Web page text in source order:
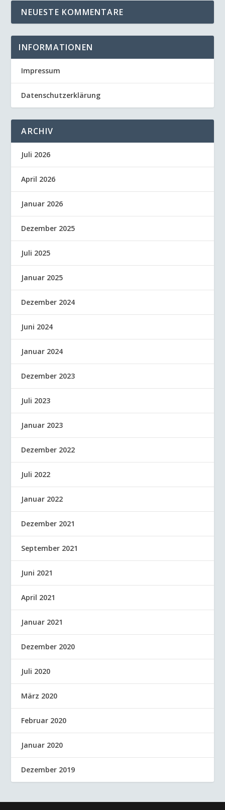
NEUESTE KOMMENTARE
INFORMATIONEN
Impressum
Datenschutzerklärung
ARCHIV
Juli 2026
April 2026
Januar 2026
Dezember 2025
Juli 2025
Januar 2025
Dezember 2024
Juni 2024
Januar 2024
Dezember 2023
Juli 2023
Januar 2023
Dezember 2022
Juli 2022
Januar 2022
Dezember 2021
September 2021
Juni 2021
April 2021
Januar 2021
Dezember 2020
Juli 2020
März 2020
Februar 2020
Januar 2020
Dezember 2019